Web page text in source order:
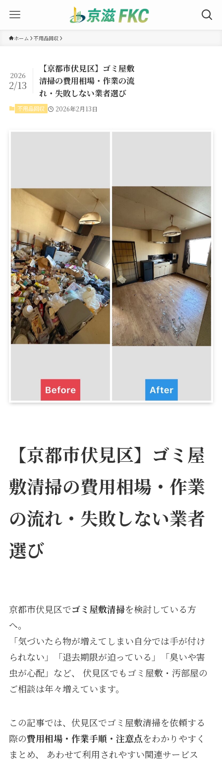
ホーム 不用品回収
【京都市伏見区】ゴミ屋敷
清掃の費用相場・作業の流
れ・失敗しない業者選び
2026
2/13
不用品回収 2026年2月13日
【京都市伏見区】ゴミ屋
敷清掃の費用相場・作業
の流れ・失敗しない業者
選び
京都市伏見区でゴミ屋敷清掃を検討している方
へ。
「気づいたら物が増えてしまい自分では手が付け
られない」「退去期限が迫っている」「臭いや害
虫が心配」など、 伏見区でもゴミ屋敷・汚部屋の
ご相談は年々増えています。
この記事では、伏見区でゴミ屋敷清掃を依頼する
際の費用相場・作業手順・注意点をわかりやすく
まとめ、 あわせて利用されやすい関連サービス